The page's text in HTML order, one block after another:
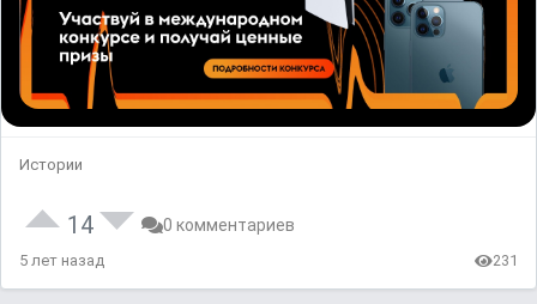
Истории
14 0 комментариев
5 лет назад 231